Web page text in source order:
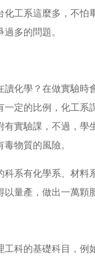
工系這麼多，不
多的問題。
化學？在做實驗
定的比例，化工系
實驗課，不過，
物質的風險。
系有化學系、材
量產，做出一萬顆
科的基礎科目，